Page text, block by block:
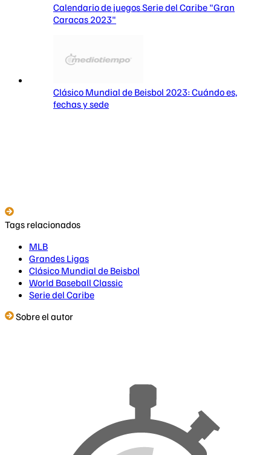
Calendario de juegos Serie del Caribe "Gran
Caracas 2023"
Clásico Mundial de Beisbol 2023: Cuándo es,
fechas y sede
Tags relacionados
MLB
Grandes Ligas
Clásico Mundial de Beisbol
World Baseball Classic
Serie del Caribe
Sobre el autor